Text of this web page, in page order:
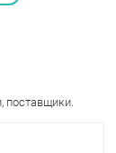
поставщики.